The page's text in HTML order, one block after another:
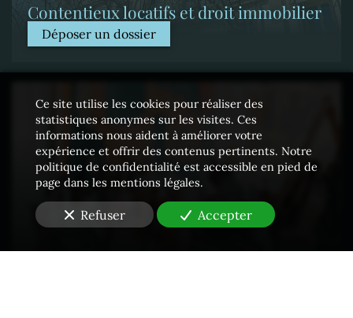
Contentieux locatifs et droit immobilier
Déposer un dossier
Ce site utilise les cookies pour réaliser des
statistiques anonymes sur les visites. Ces
informations nous aident à améliorer votre
expérience et offrir des contenus pertinents. Notre
politique de confidentialité est accessible en pied de
page dans les mentions légales.
Refuser Accepter